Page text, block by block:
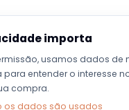
importa
usamos dados
entender o interesse
compra.
os dados são usados